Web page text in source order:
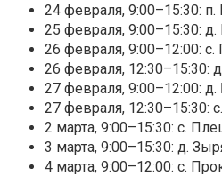
24 февраля, 9:00–15:30:
25 февраля, 9:00–15:30:
26 февраля, 9:00–12:00:
26 февраля, 12:30–15:30:
27 февраля, 9:00–12:00:
27 февраля, 12:30–15:30:
2 марта, 9:00–15:30: с.
3 марта, 9:00–15:30: д.
4 марта, 9:00–12:00: с.